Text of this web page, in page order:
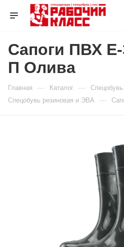
Сапоги ПВХ
П Олива
Главная — Каталог — Спецобувь
Спецобувь резиновая и ЭВА —